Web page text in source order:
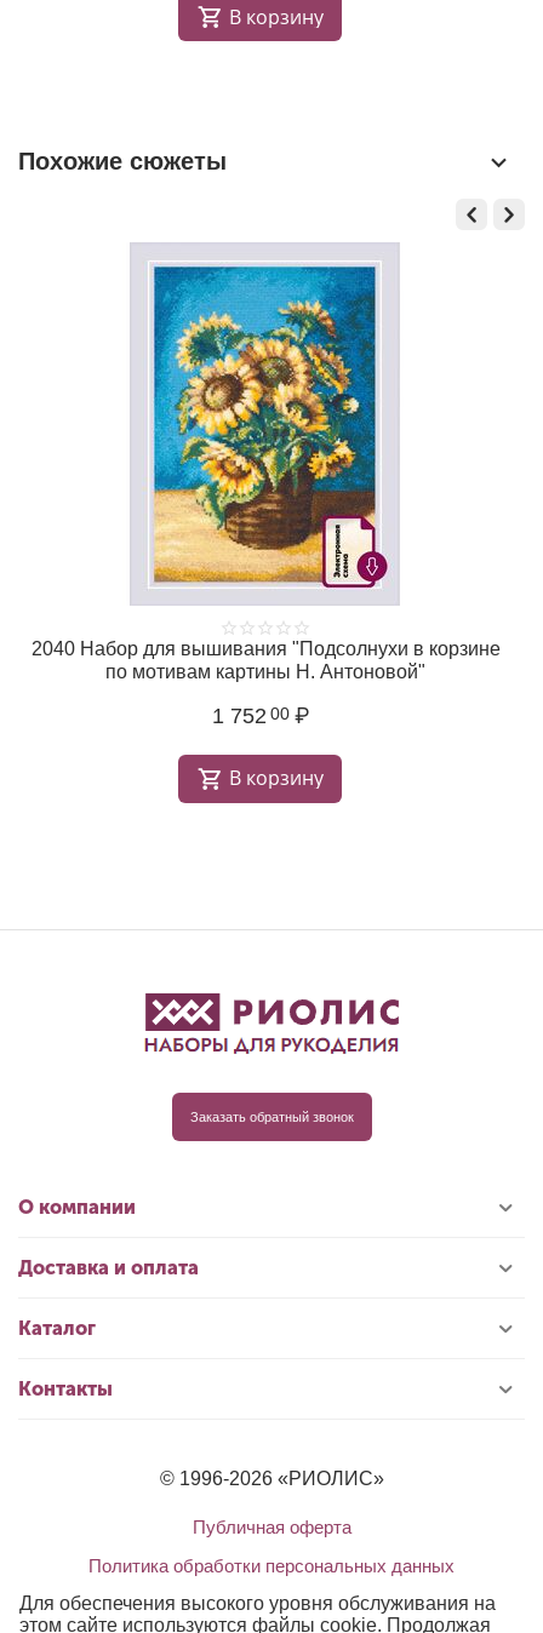
В корзину
Похожие сюжеты
2040 Набор для вышивания "Подсолнухи в корзине
по мотивам картины Н. Антоновой"
1 752 00 ₽
В корзину
Заказать обратный звонок
О компании
Доставка и оплата
Каталог
Контакты
© 1996-2026 «РИОЛИС»
Публичная оферта
Политика обработки персональных данных
Для обеспечения высокого уровня обслуживания на
этом сайте используются файлы cookie. Продолжая